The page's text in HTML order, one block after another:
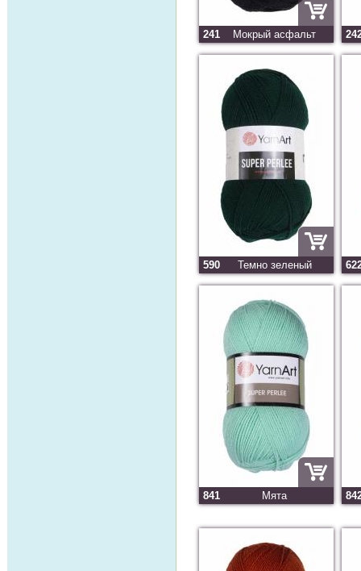
241 Мокрый асфальт
590 Темно зеленый
841 Мята